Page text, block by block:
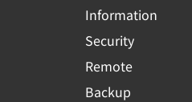
Information
Security
Remote
Backup